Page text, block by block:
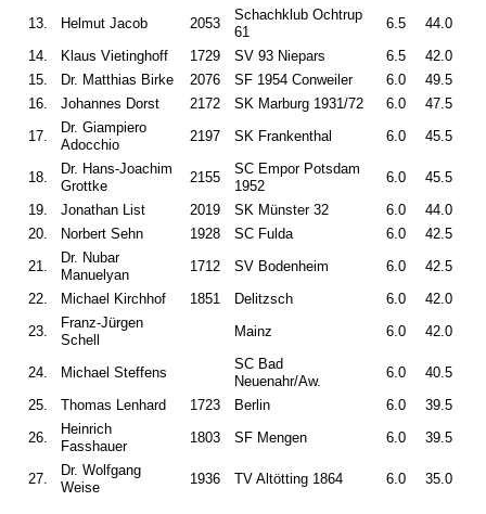
13. Helmut Jacob 2053
Schachklub Ochtrup
61
6.5
44.0
14.
Klaus Vietinghoff 1729 SV 93 Niepars 6.5
42.0
15.
Dr. Matthias Birke 2076 SF 1954 Conweiler 6.0
49.5
16.
Johannes Dorst 2172 SK Marburg 1931/72 6.0
47.5
17.
Dr. Giampiero
Adocchio
2197 SK Frankenthal 6.0 45.5
18.
Dr. Hans-Joachim
Grottke
2155
SC Empor Potsdam
1952
6.0
45.5
19.
Jonathan List 2019 SK Münster 32 6.0
44.0
20.
Norbert Sehn 1928 SC Fulda 6.0
42.5
21.
Dr. Nubar
Manuelyan
1712 SV Bodenheim 6.0
42.5
22.
Michael Kirchhof 1851 Delitzsch 6.0
42.0
23.
Franz-Jürgen
Schell
Mainz 6.0 42.0
24. Michael Steffens
SC Bad
Neuenahr/Aw.
6.0
40.5
25.
Thomas Lenhard 1723 Berlin 6.0
39.5
26.
Heinrich
Fasshauer
1803 SF Mengen 6.0 39.5
27.
Dr. Wolfgang
Weise
1936 TV Altötting 1864 6.0 35.0